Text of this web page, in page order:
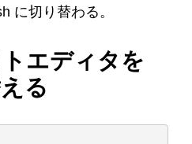
に切り替わる。
エディタを
る